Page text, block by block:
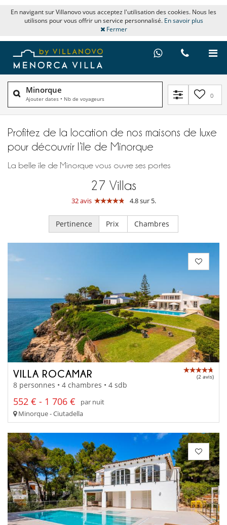
En navigant sur Villanovo vous acceptez l'utilisation des cookies. Nous les
utilisons pour vous offrir un service personnalisé. En savoir plus
Fermer
Minorque
Ajouter dates • Nb de voyageurs 0
Profitez de la location de nos maisons de luxe
pour découvrir l’île de Minorque
La belle île de Minorque vous ouvre ses portes
27 Villas
32 avis 4.8 sur 5.
Pertinence Prix Chambres
VILLA ROCAMAR (2 avis)
8 personnes • 4 chambres • 4 sdb
552 € - 1 706 €
par nuit
Minorque - Ciutadella